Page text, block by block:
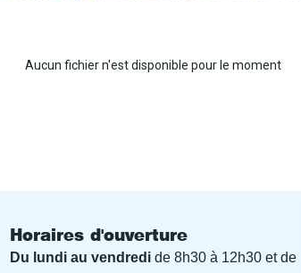
Aucun fichier n'est disponible pour le moment
Horaires d'ouverture
Du lundi au vendredi de 8h30 à 12h30 et de